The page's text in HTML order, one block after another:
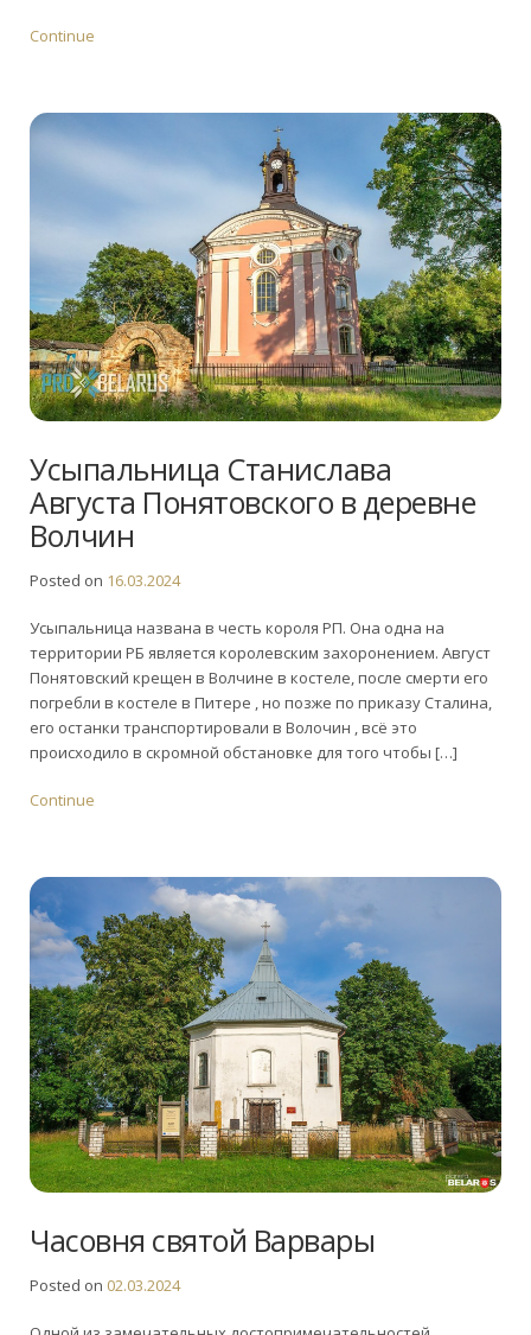
Continue
Усыпальница Станислава
Августа Понятовского в деревне
Волчин
Posted on 16.03.2024
Усыпальница названа в честь короля РП. Она одна на
территории РБ является королевским захоронением. Август
Понятовский крещен в Волчине в костеле, после смерти его
погребли в костеле в Питере , но позже по приказу Сталина,
его останки транспортировали в Волочин , всё это
происходило в скромной обстановке для того чтобы […]
Continue
Часовня святой Варвары
Posted on 02.03.2024